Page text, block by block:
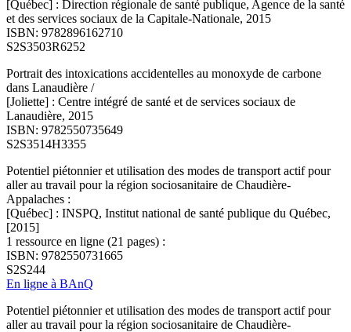
[Québec] : Direction régionale de santé publique, Agence de la santé
et des services sociaux de la Capitale-Nationale, 2015
ISBN: 9782896162710
S2S3503R6252
Portrait des intoxications accidentelles au monoxyde de carbone
dans Lanaudière /
[Joliette] : Centre intégré de santé et de services sociaux de
Lanaudière, 2015
ISBN: 9782550735649
S2S3514H3355
Potentiel piétonnier et utilisation des modes de transport actif pour
aller au travail pour la région sociosanitaire de Chaudière-
Appalaches :
[Québec] : INSPQ, Institut national de santé publique du Québec,
[2015]
1 ressource en ligne (21 pages) :
ISBN: 9782550731665
S2S244
En ligne à BAnQ
Potentiel piétonnier et utilisation des modes de transport actif pour
aller au travail pour la région sociosanitaire de Chaudière-